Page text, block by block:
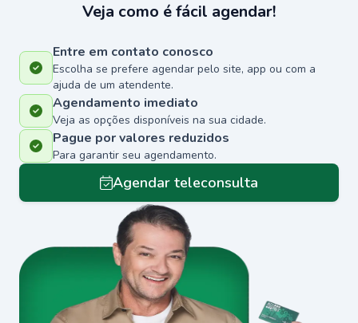
Veja como é fácil agendar!
Entre em contato conosco
Escolha se prefere agendar pelo site, app ou com a
ajuda de um atendente.
Agendamento imediato
Veja as opções disponíveis na sua cidade.
Pague por valores reduzidos
Para garantir seu agendamento.
Agendar teleconsulta